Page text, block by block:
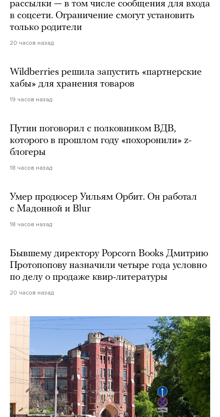
рассылки — в том числе сообщения для входа
в соцсети. Ограничение смогут установить
только родители
20 часов назад
Wildberries решила запустить «партнерские
хабы» для хранения товаров
19 часов назад
Путин поговорил с полковником ВДВ,
которого в прошлом году «похоронили» z-
блогеры
18 часов назад
Умер продюсер Уильям Орбит. Он работал
с Мадонной и Blur
18 часов назад
Бывшему директору Popcorn Books Дмитрию
Протопопову назначили четыре года условно
по делу о продаже квир-литературы
20 часов назад